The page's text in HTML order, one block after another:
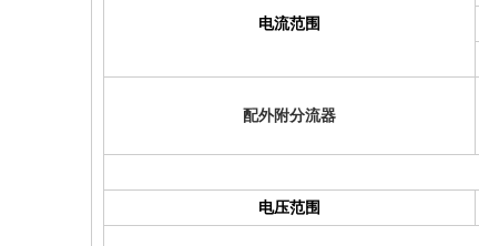
电流范围
配外附分流器
电压范围